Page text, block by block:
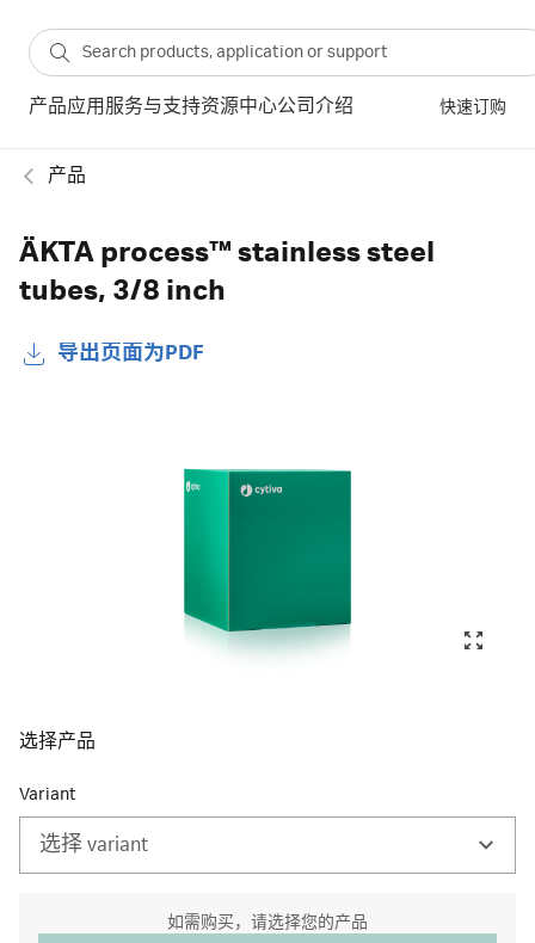
产品应用 服务与支持资源中心公司介绍 快速订购
产品
ÄKTA process™ stainless steel
tubes, 3/8 inch
导出页面为PDF
选择产品
Variant
选择 variant
如需购买，请选择您的产品